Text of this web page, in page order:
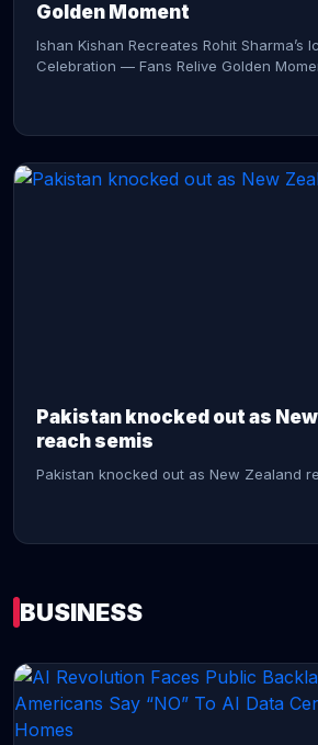
Golden Moment
Ishan Kishan Recreates Rohit Sharma’s
Celebration — Fans Relive Golden
Pakistan knocked out as
reach semis
Pakistan knocked out as New Zealand
CONTINUE READING →
BUSINESS